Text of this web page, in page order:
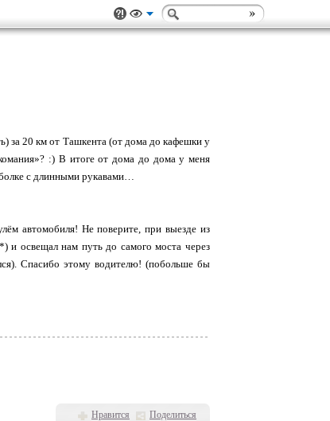
за 20 км от Ташкента (от дома до кафешки у
:) В итоге от дома до дома у меня
с длинными рукавами…
автомобиля! Не поверите, при выезде из
и освещал нам путь до самого моста через
Спасибо этому водителю! (побольше бы
Нравится Поделиться